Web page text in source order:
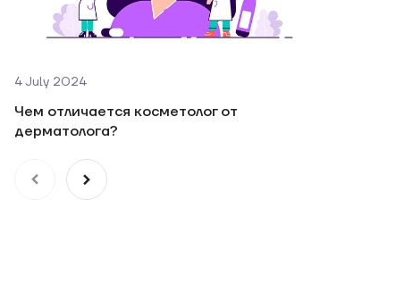
4 July 2024
Чем отличается косметолог от
дерматолога?